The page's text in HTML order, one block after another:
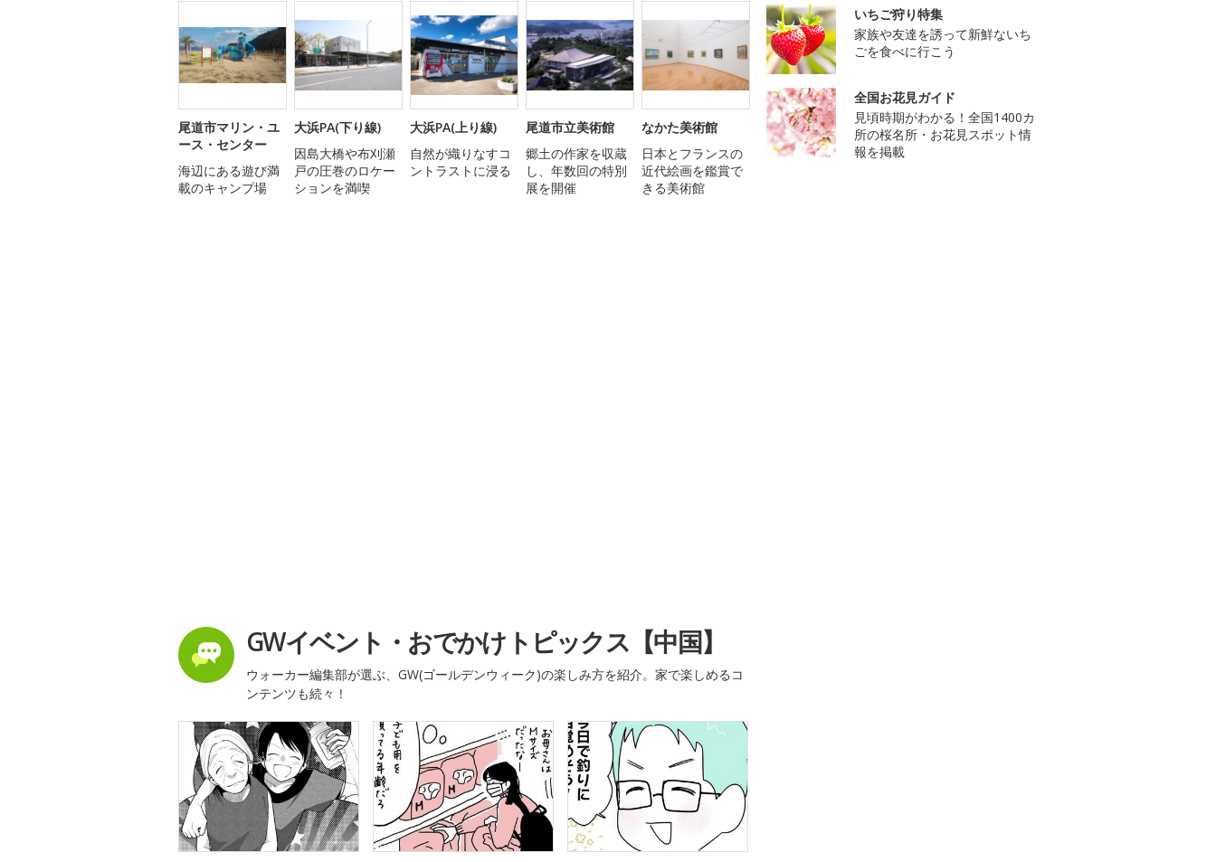
尾道市マリン・ユ
ース・センター
海辺にある遊び満
載のキャンプ場
大浜PA(下り線)
因島大橋や布刈瀬
戸の圧巻のロケー
ションを満喫
大浜PA(上り線)
自然が織りなすコ
ントラストに浸る
尾道市立美術館
郷土の作家を収蔵
し、年数回の特別
展を開催
なかた美術館
日本とフランスの
近代絵画を鑑賞で
きる美術館
GWイベント・おでかけトピックス【中国】
ウォーカー編集部が選ぶ、GW(ゴールデンウィーク)の楽しみ方を紹介。家で楽しめるコ
ンテンツも続々！
いちご狩り特集
家族や友達を誘って新鮮ないち
ごを食べに行こう
全国お花見ガイド
見頃時期がわかる！全国1400カ
所の桜名所・お花見スポット情
報を掲載